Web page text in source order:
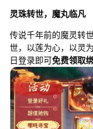
灵珠转世，魔丸临凡
传说千年前的魔灵转
世，以莲为心，以灵
日登录即可免费领取